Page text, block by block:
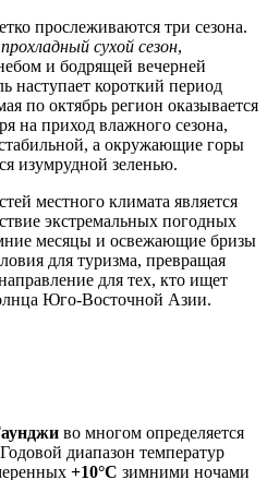
прослеживаются три сезона.
прохладный сухой сезон,
и бодрящей вечерней
наступает короткий период
по октябрь регион оказывается
на приход влажного сезона,
стабильной, а окружающие горы
изумрудной зеленью.
местного климата является
экстремальных погодных
месяцы и освежающие бризы
для туризма, превращая
для тех, кто ищет
Юго-Восточной Азии.
во многом определяется
диапазон температур
+10°C зимними ночами